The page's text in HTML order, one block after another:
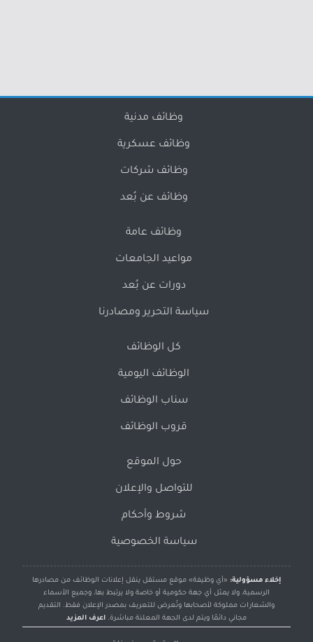
وظائف مدنية
وظائف عسكرية
وظائف شركات
وظائف عن بُعد
وظائف عامة
مواعيد الجامعات
دورات عن بُعد
سياسة التحرير ومصادرنا
كل الوظائف
الوظائف اليومية
سناب الوظائف
قروب الوظائف
حول الموقع
للتواصل والإعلان
شروط وأحكام
سياسة الخصوصية
إخلاء مسؤولية: «أي وظيفة» موقع مستقل ينقل إعلانات الوظائف من مصادرها
الرسمية، ولا يمثل أي جهة حكومية أو خاصة ولا يرتبط بها، وجميع الأسماء
والشعارات مملوكة لأصحابها وتُعرض للتعريف بمصدر الإعلان فقط. التقديم
مجاني دائمًا ويتم لدى الجهة المعلنة مباشرة. اعرف المزيد